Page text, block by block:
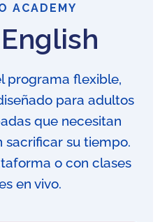
ACADEMY
programa flexible,
para adultos
que necesitan
sacrificar su tiempo.
o con clases
en vivo.